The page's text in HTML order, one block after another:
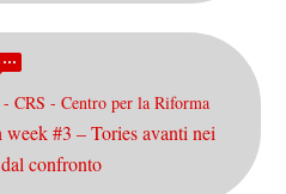
- CRS - Centro per la Riforma
#3 – Tories avanti nei
confronto